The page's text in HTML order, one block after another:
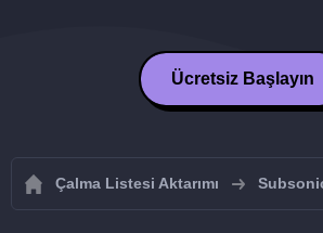
Ücretsiz Başlayın
Çalma Listesi Aktarımı